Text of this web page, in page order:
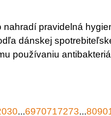
pravidelná
dánskej
používaniu
30...6970717273...8090